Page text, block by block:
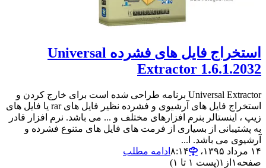
استخراج فایل های فشرده Universal
Extractor 1.6.1.2032
Universal Extractor برنامه طراحی شده است برای خارج کردن و
استخراج فایل های آرشیوی و فشرده نظیر فایل های rar یا فایل های
زیپ ، اینستالر بنرم افزارهای مختلف و ... می باشد. نرم افزار قادر
به پشتیبانی از بسیاری از فرمت های فایل های متنوع فشرده و
آرشیوی می باشد. ا...
۱۴ مرداد ۱۳۹۵،‏ ۸:۱۴
ادامه مطلب
صفحه ۱ از ۱(پست ۱ تا ۱)